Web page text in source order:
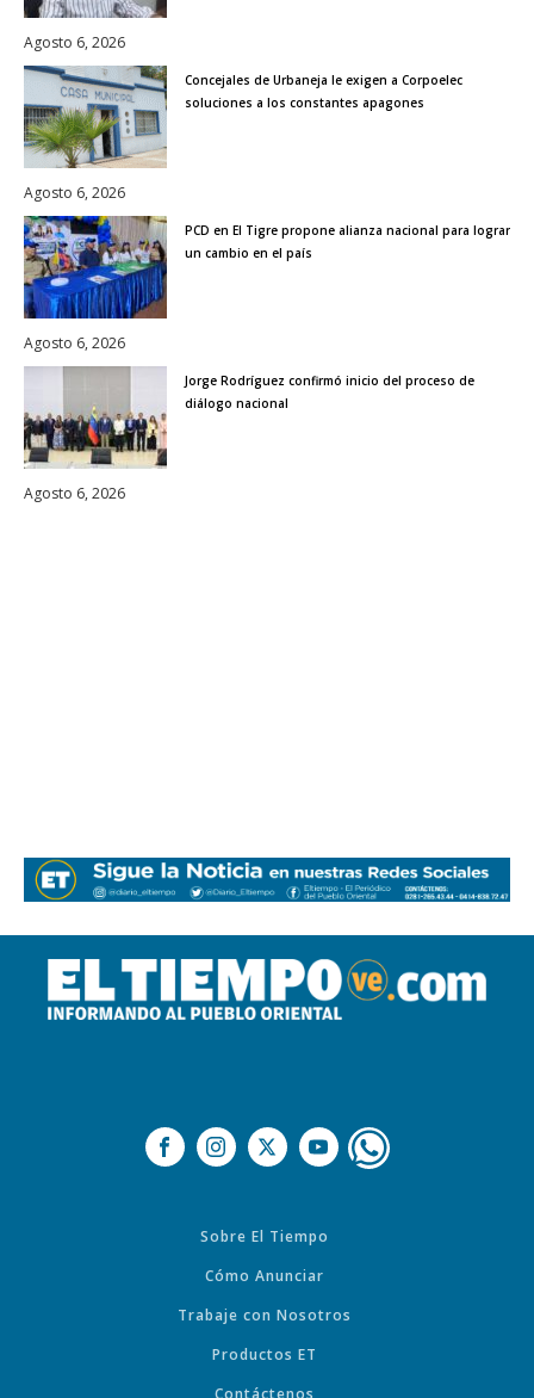
Agosto 6, 2026
Concejales de Urbaneja le exigen a Corpoelec
soluciones a los constantes apagones
Agosto 6, 2026
PCD en El Tigre propone alianza nacional para lograr
un cambio en el país
Agosto 6, 2026
Jorge Rodríguez confirmó inicio del proceso de
diálogo nacional
Agosto 6, 2026
Sobre El Tiempo
Cómo Anunciar
Trabaje con Nosotros
Productos ET